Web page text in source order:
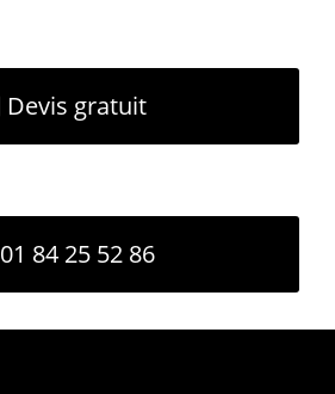
Devis gratuit
01 84 25 52 86